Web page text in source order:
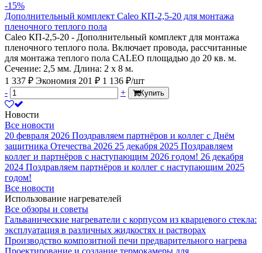
-15%
Дополнительный комплект Caleo КП-2,5-20 для монтажа
пленочного теплого пола
Caleo КП-2,5-20 - Дополнительный комплект для монтажа
пленочного теплого пола. Включает провода, рассчитанные
для монтажа теплого пола CALEO площадью до 20 кв. м.
Сечение: 2,5 мм. Длина: 2 х 8 м.
1 337 ₽ Экономия 201 ₽ 1 136 ₽/шт
-
+ Купить
Новости
Все новости
20 февраля 2026 Поздравляем партнёров и коллег с Днём
защитника Отечества 2026 25 декабря 2025 Поздравляем
коллег и партнёров с наступающим 2026 годом! 26 декабря
2024 Поздравляем партнёров и коллег с наступающим 2025
годом!
Все новости
Использование нагревателей
Все обзоры и советы
Гальванические нагреватели с корпусом из кварцевого стекла:
эксплуатация в различных жидкостях и растворах
Производство композитной печи предварительного нагрева